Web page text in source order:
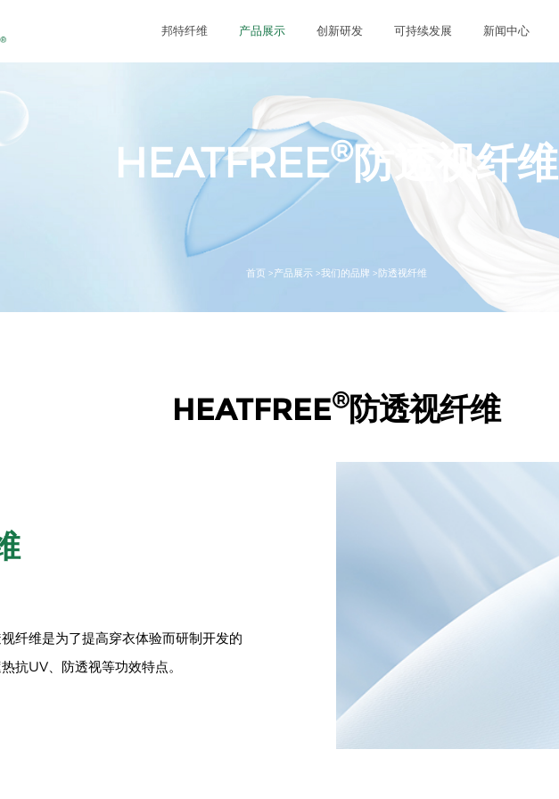
邦特纤维 产品展示 创新研发 可持续发展 新闻中心
HEATFREE®防透视纤维
首页 >产品展示 >我们的品牌 >防透视纤维
HEATFREE®防透视纤维
纤维是为了提高穿衣体验而研制开发的
抗UV、防透视等功效特点。